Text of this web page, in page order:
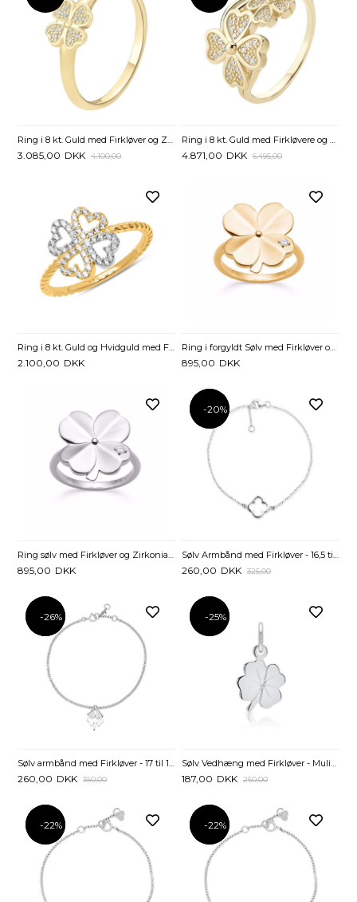
3.085,00 DKK 4.100,00 4.871,00 DKK 6.495,00
Ring i 8 kt. Guld og Hvidguld med Firkløver og Zirkonia
2.100,00 DKK
Ring i forgyldt Sølv med Firkløver og Zirkonia
895,00 DKK
Ring sølv med Firkløver og Zirkoniasten
895,00 DKK
-20%
-20%
Sølv Armbånd med Firkløver - 16,5 til 18,5 cm
260,00 DKK 325,00
-26%
-26%
260,00 DKK 350,00
-25%
-25%
187,00 DKK 250,00
-22%
-22% -22%
-22%